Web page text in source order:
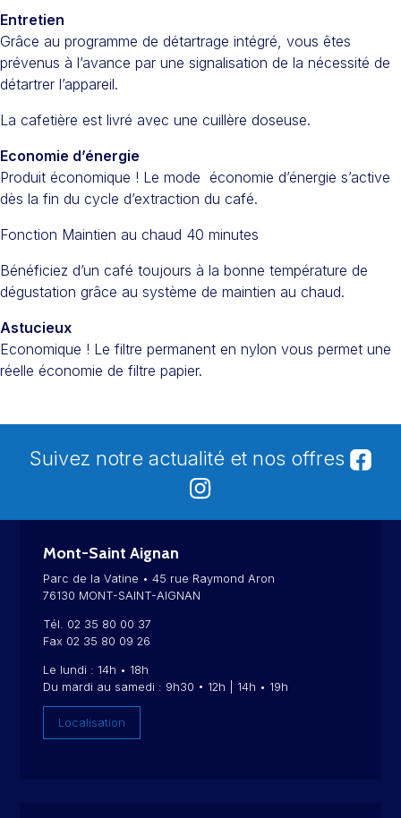
Entretien
Grâce au programme de détartrage intégré, vous êtes
prévenus à l’avance par une signalisation de la nécessité de
détartrer l’appareil.
La cafetière est livré avec une cuillère doseuse.
Economie d’énergie
Produit économique ! Le mode économie d’énergie s’active
dès la fin du cycle d’extraction du café.
Fonction Maintien au chaud 40 minutes
Bénéficiez d’un café toujours à la bonne température de
dégustation grâce au système de maintien au chaud.
Astucieux
Economique ! Le filtre permanent en nylon vous permet une
réelle économie de filtre papier.
Suivez notre actualité et nos offres
Mont-Saint Aignan
Parc de la Vatine • 45 rue Raymond Aron
76130 MONT-SAINT-AIGNAN
Tél. 02 35 80 00 37
Fax 02 35 80 09 26
Le lundi : 14h • 18h
Du mardi au samedi : 9h30 • 12h | 14h • 19h
Localisation